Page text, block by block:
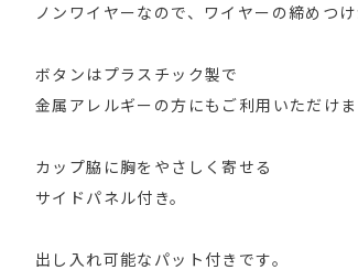
ノンワイヤーなので、ワイヤーの締めつけ
ボタンはプラスチック製で
金属アレルギーの方にもご利用いただけま
カップ脇に胸をやさしく寄せる
サイドパネル付き。
出し入れ可能なパット付きです。